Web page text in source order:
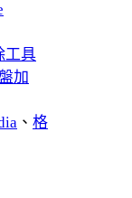
工具
加
、 格